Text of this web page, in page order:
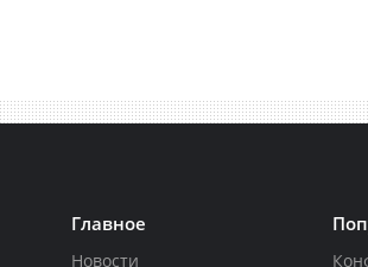
Главное
Новости